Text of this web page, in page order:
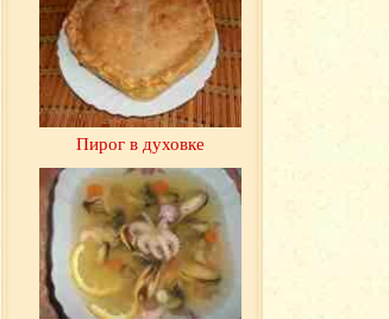
Пирог в духовке